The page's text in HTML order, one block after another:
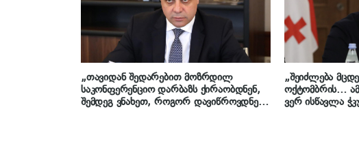
„თავიდან შედარებით მოზრდილ
საკონფერენციო დარბაზს ქირაობდნენ,
შემდეგ ვნახეთ, როგორ დავიწროვდნენ
„შეიძლება
ოქტომბრის…
ვერ ისწავლა